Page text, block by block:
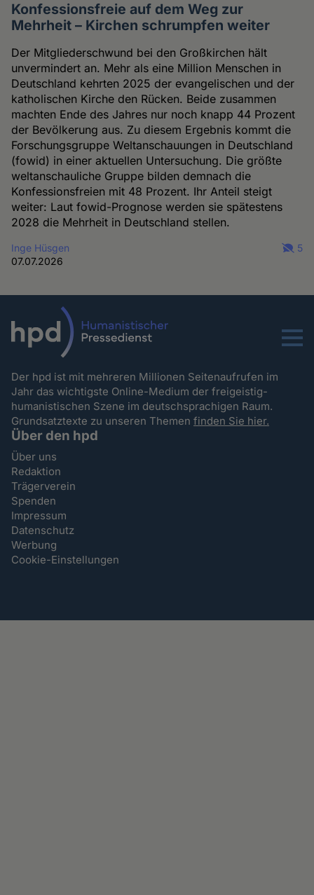
Konfessionsfreie auf dem Weg zur
Mehrheit – Kirchen schrumpfen weiter
Der Mitgliederschwund bei den Großkirchen hält
unvermindert an. Mehr als eine Million Menschen in
Deutschland kehrten 2025 der evangelischen und der
katholischen Kirche den Rücken. Beide zusammen
machten Ende des Jahres nur noch knapp 44 Prozent
der Bevölkerung aus. Zu diesem Ergebnis kommt die
Forschungsgruppe Weltanschauungen in Deutschland
(fowid) in einer aktuellen Untersuchung. Die größte
weltanschauliche Gruppe bilden demnach die
Konfessionsfreien mit 48 Prozent. Ihr Anteil steigt
weiter: Laut fowid-Prognose werden sie spätestens
2028 die Mehrheit in Deutschland stellen.
Inge Hüsgen
07.07.2026
5
Menu
Der hpd ist mit mehreren Millionen Seitenaufrufen im
Jahr das wichtigste Online-Medium der freigeistig-
humanistischen Szene im deutschsprachigen Raum.
Grundsatztexte zu unseren Themenfinden Sie hier.
Über den hpd
Über uns
Redaktion
Trägerverein
Spenden
Impressum
Datenschutz
Werbung
Cookie-Einstellungen